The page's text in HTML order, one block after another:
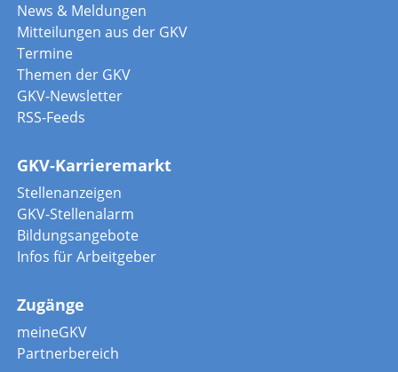
News & Meldungen
Mitteilungen aus der GKV
Termine
Themen der GKV
GKV-Newsletter
RSS-Feeds
GKV-Karrieremarkt
Stellenanzeigen
GKV-Stellenalarm
Bildungsangebote
Infos für Arbeitgeber
Zugänge
meineGKV
Partnerbereich